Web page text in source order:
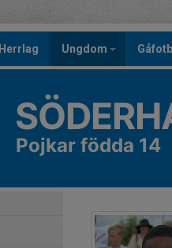
Herrlag Ungdom
Pojkar födda 14